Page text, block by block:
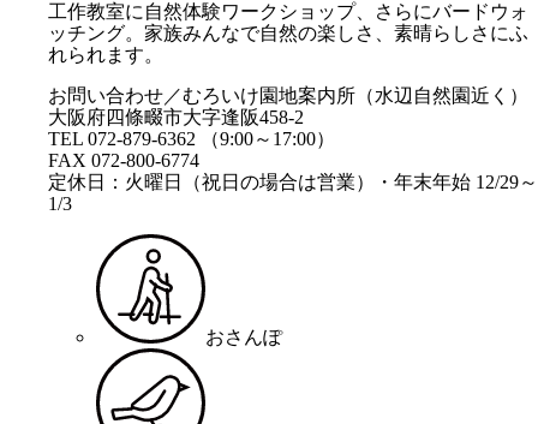
工作教室に自然体験ワークショップ、さらにバードウォ
ッチング。家族みんなで自然の楽しさ、素晴らしさにふ
れられます。
お問い合わせ／むろいけ園地案内所（水辺自然園近く）
大阪府四條畷市大字逢阪458-2
TEL 072-879-6362 （9:00～17:00）
FAX 072-800-6774
定休日：火曜日（祝日の場合は営業）・年末年始 12/29～
1/3
おさんぽ